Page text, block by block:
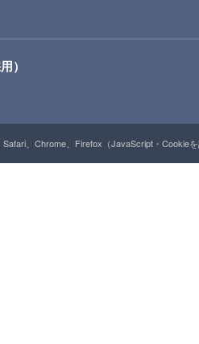
）
、Chrome、Firefox（JavaScript・Cookie